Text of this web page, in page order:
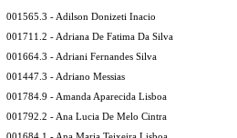
001565.3 - Adilson Donizeti Inacio
001711.2 - Adriana De Fatima Da Silva
001664.3 - Adriani Fernandes Silva
001447.3 - Adriano Messias
001784.9 - Amanda Aparecida Lisboa
001792.2 - Ana Lucia De Melo Cintra